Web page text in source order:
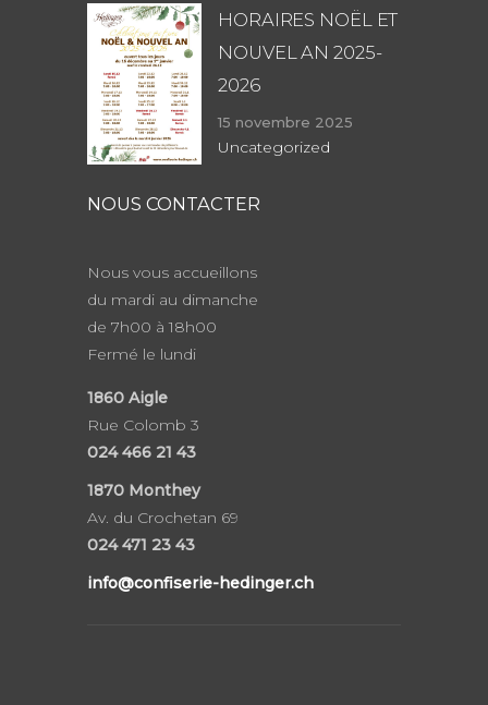
HORAIRES NOËL ET
NOUVEL AN 2025-
2026
15 novembre 2025
Uncategorized
NOUS CONTACTER
Nous vous accueillons
du mardi au dimanche
de 7h00 à 18h00
Fermé le lundi
1860 Aigle
Rue Colomb 3
024 466 21 43
1870 Monthey
Av. du Crochetan 69
024 471 23 43
info@confiserie-hedinger.ch